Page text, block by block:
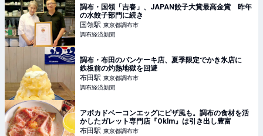
調布・国領「吉春」、JAPAN餃子大賞最高金賞 昨年
の水餃子部門に続き
国領駅 東京都調布市
調布経済新聞
調布・布田のパンケーキ店、夏季限定でかき氷店に
鉄板前の灼熱地獄を回避
布田駅 東京都調布市
調布経済新聞
アボカドベーコンエッグにピザ風も。調布の食材を活
かしたガレット専門店『Oklm』は引き出し豊富
布田駅 東京都調布市